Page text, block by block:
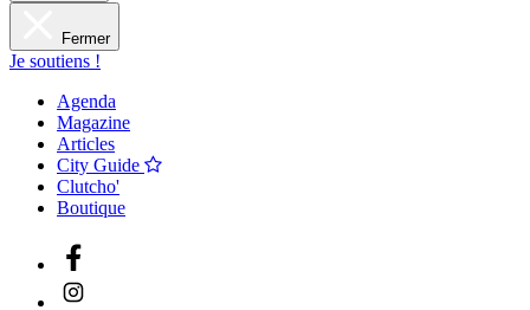
Fermer
Je soutiens !
Agenda
Magazine
Articles
City Guide
Clutcho'
Boutique